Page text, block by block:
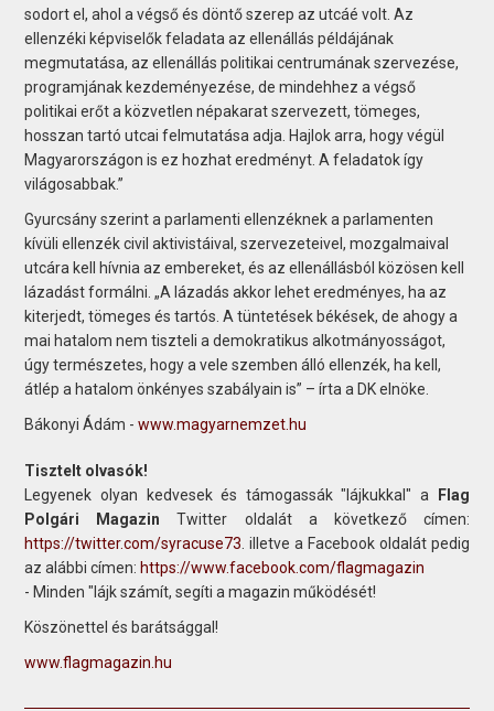
sodort el, ahol a végső és döntő szerep az utcáé volt. Az
ellenzéki képviselők feladata az ellenállás példájának
megmutatása, az ellenállás politikai centrumának szervezése,
programjának kezdeményezése, de mindehhez a végső
politikai erőt a közvetlen népakarat szervezett, tömeges,
hosszan tartó utcai felmutatása adja. Hajlok arra, hogy végül
Magyarországon is ez hozhat eredményt. A feladatok így
világosabbak.”
Gyurcsány szerint a parlamenti ellenzéknek a parlamenten
kívüli ellenzék civil aktivistáival, szervezeteivel, mozgalmaival
utcára kell hívnia az embereket, és az ellenállásból közösen kell
lázadást formálni. „A lázadás akkor lehet eredményes, ha az
kiterjedt, tömeges és tartós. A tüntetések békések, de ahogy a
mai hatalom nem tiszteli a demokratikus alkotmányosságot,
úgy természetes, hogy a vele szemben álló ellenzék, ha kell,
átlép a hatalom önkényes szabályain is” – írta a DK elnöke.
Bákonyi Ádám -www.magyarnemzet.hu
Tisztelt olvasók!
Legyenek olyan kedvesek és támogassák "lájkukkal" a
Flag
Polgári Magazin Twitter oldalát a következő címen:
https://twitter.com/syracuse73 . illetve a Facebook oldalát pedig
az alábbi címen: https://www.facebook.com/flagmagazin
- Minden "lájk számít, segíti a magazin működését!
Köszönettel és barátsággal!
www.flagmagazin.hu